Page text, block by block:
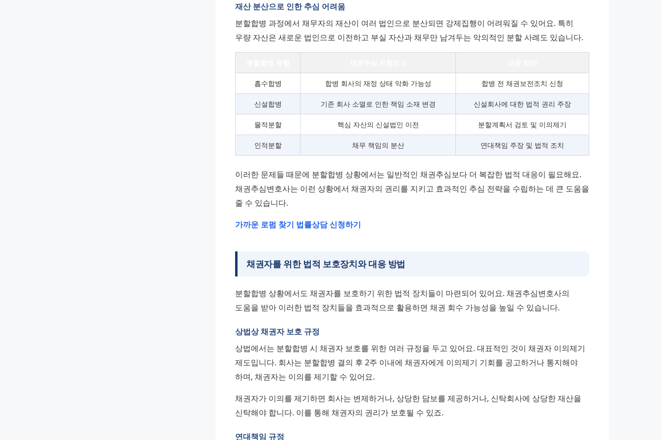
재산 분산으로 인한 추심 어려움
분할합병 과정에서 채무자의 재산이 여러 법인으로 분산되면 강제집행이 어려워질 수 있어요. 특히
우량 자산은 새로운 법인으로 이전하고 부실 자산과 채무만 남겨두는 악의적인 분할 사례도 있습니다.
흡수합병 합병 회사의 재정 상태 악화 가능성 합병 전 채권보전조치 신청
신설합병 기존 회사 소멸로 인한 책임 소재 변경 신설회사에 대한 법적 권리 주장
물적분할 핵심 자산의 신설법인 이전 분할계획서 검토 및 이의제기
인적분할 채무 책임의 분산 연대책임 주장 및 법적 조치
이러한 문제들 때문에 분할합병 상황에서는 일반적인 채권추심보다 더 복잡한 법적 대응이 필요해요.
채권추심변호사는 이런 상황에서 채권자의 권리를 지키고 효과적인 추심 전략을 수립하는 데 큰 도움을
줄 수 있습니다.
가까운 로펌 찾기 법률상담 신청하기
채권자를 위한 법적 보호장치와 대응 방법
분할합병 상황에서도 채권자를 보호하기 위한 법적 장치들이 마련되어 있어요. 채권추심변호사의
도움을 받아 이러한 법적 장치들을 효과적으로 활용하면 채권 회수 가능성을 높일 수 있습니다.
상법상 채권자 보호 규정
상법에서는 분할합병 시 채권자 보호를 위한 여러 규정을 두고 있어요. 대표적인 것이 채권자 이의제기
제도입니다. 회사는 분할합병 결의 후 2주 이내에 채권자에게 이의제기 기회를 공고하거나 통지해야
하며, 채권자는 이의를 제기할 수 있어요.
채권자가 이의를 제기하면 회사는 변제하거나, 상당한 담보를 제공하거나, 신탁회사에 상당한 재산을
신탁해야 합니다. 이를 통해 채권자의 권리가 보호될 수 있죠.
연대책임 규정